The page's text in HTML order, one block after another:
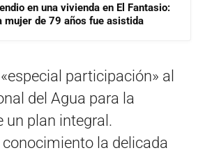
en una vivienda en El Fantasio:
mujer de 79 años fue asistida
participación» al
del Agua para la
un plan integral.
conocimiento la delicada